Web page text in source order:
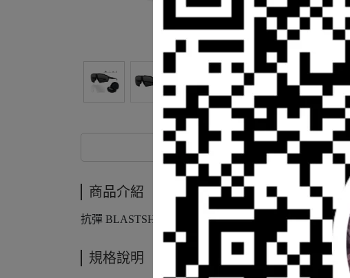
商品介紹
抗彈 BLASTSHIELD，黑色框 / 黑標，墨色與透明鏡片
規格說明